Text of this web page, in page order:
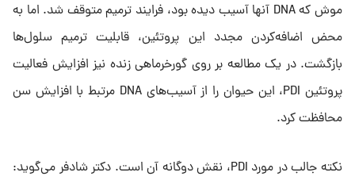
موش که DNA آنها آسیب دیده بود، فرایند ترمیم متوقف شد. اما به
محض اضافه‌کردن مجدد این پروتئین، قابلیت ترمیم سلول‌ها
بازگشت. در یک مطالعه بر روی گورخرماهی زنده نیز افزایش فعالیت
پروتئین PDI، این حیوان را از آسیب‌های DNA مرتبط با افزایش سن
محافظت کرد.
نکته جالب در مورد PDI، نقش دوگانه آن است. دکتر شادفر می‌گوید: